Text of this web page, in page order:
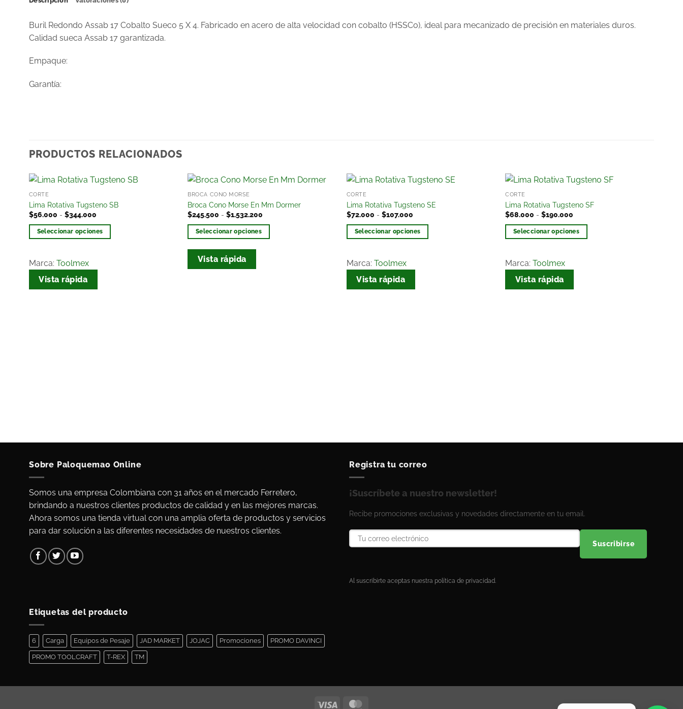
Buril Redondo Assab 17 Cobalto Sueco 5 X 4. Fabricado en acero de alta velocidad con cobalto (HSSCo), ideal para mecanizado de precisión en materiales duros.
Calidad sueca Assab 17 garantizada.
Empaque:
Garantía:
PRODUCTOS RELACIONADOS
CORTE
Lima Rotativa Tugsteno SB
$56.000 - $344.000
Seleccionar opciones
Marca: Toolmex
Vista rápida
BROCA CONO MORSE
Broca Cono Morse En Mm Dormer
$245.500 - $1.532.200
Seleccionar opciones
Vista rápida
CORTE
Lima Rotativa Tugsteno SE
$72.000 - $107.000
Seleccionar opciones
Marca: Toolmex
Vista rápida
CORTE
Lima Rotativa Tugsteno SF
$68.000 - $190.000
Seleccionar opciones
Marca:Toolmex
Vista rápida
Sobre Paloquemao Online
Somos una empresa Colombiana con 31 años en el mercado Ferretero,
brindando a nuestros clientes productos de calidad y en las mejores marcas.
Ahora somos una tienda virtual con una amplia oferta de productos y servicios
para dar solución a las diferentes necesidades de nuestros clientes.
Registra tu correo
¡Suscríbete a nuestro newsletter!
Recibe promociones exclusivas y novedades directamente en tu email.
Suscribirse
Al suscribirte aceptas nuestra política de privacidad.
Etiquetas del producto
6 Carga Equipos de Pesaje JAD MARKET JOJAC Promociones PROMO DAVINCI
PROMO TOOLCRAFT T-REX TM